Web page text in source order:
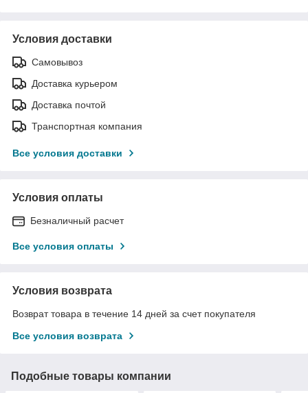
Условия доставки
Самовывоз
Доставка курьером
Доставка почтой
Транспортная компания
Все условия доставки
Условия оплаты
Безналичный расчет
Все условия оплаты
Условия возврата
Возврат товара в течение 14 дней за счет покупателя
Все условия возврата
Подобные товары компании